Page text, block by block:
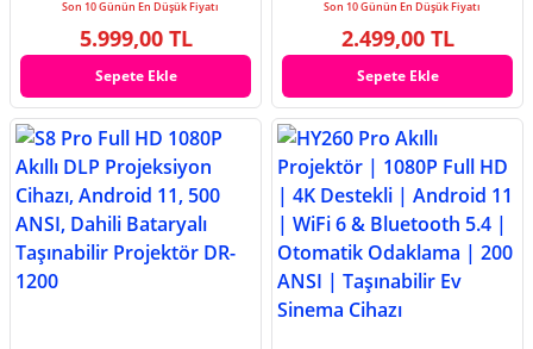
Son 10 Günün En Düşük Fiyatı
5.999,00 TL
Sepete Ekle
Son 10 Günün En Düşük Fiyatı
2.499,00 TL
Sepete Ekle